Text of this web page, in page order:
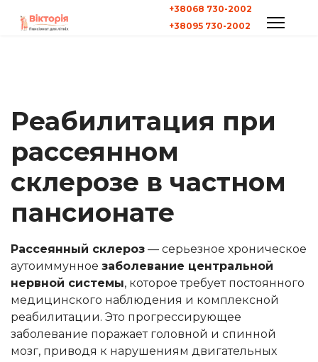
+38068 730-2002
+38095 730-2002
Реабилитация при
рассеянном
склерозе в частном
пансионате
Рассеянный склероз — серьезное хроническое
аутоиммунное заболевание центральной
нервной системы, которое требует постоянного
медицинского наблюдения и комплексной
реабилитации. Это прогрессирующее
заболевание поражает головной и спинной
мозг, приводя к нарушениям двигательных